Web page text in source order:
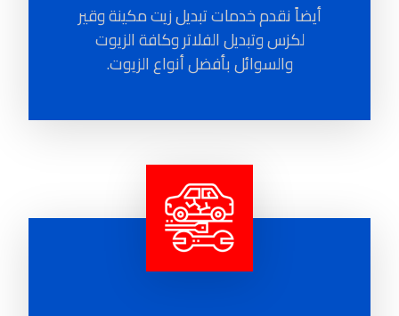
أيضاً نقدم خدمات تبديل زيت مكينة وقير
لكزس وتبديل الفلاتر وكافة الزيوت
والسوائل بأفضل أنواع الزيوت.